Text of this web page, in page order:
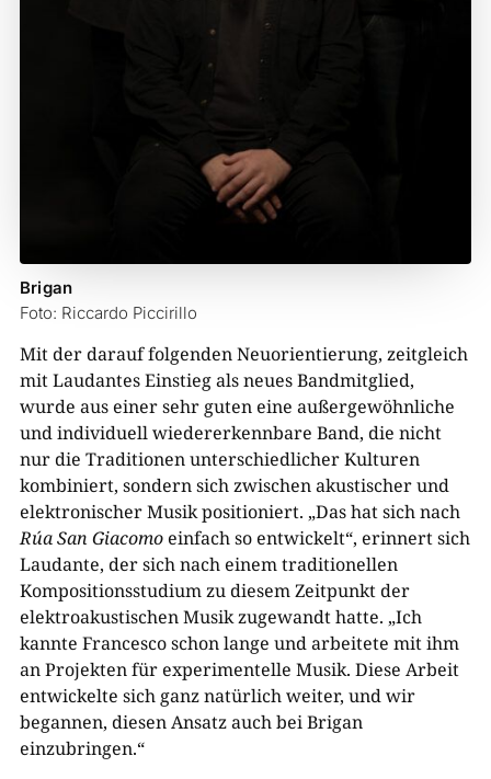
Brigan
Foto: Riccardo Piccirillo
Mit der darauf folgenden Neuorientierung, zeitgleich
mit Laudantes Einstieg als neues Bandmitglied,
wurde aus einer sehr guten eine außergewöhnliche
und individuell wiedererkennbare Band, die nicht
nur die Traditionen unterschiedlicher Kulturen
kombiniert, sondern sich zwischen akustischer und
elektronischer Musik positioniert. „Das hat sich nach
Rúa San Giacomoeinfach so entwickelt“, erinnert sich
Laudante, der sich nach einem traditionellen
Kompositionsstudium zu diesem Zeitpunkt der
elektroakustischen Musik zugewandt hatte. „Ich
kannte Francesco schon lange und arbeitete mit ihm
an Projekten für experimentelle Musik. Diese Arbeit
entwickelte sich ganz natürlich weiter, und wir
begannen, diesen Ansatz auch bei Brigan
einzubringen.“